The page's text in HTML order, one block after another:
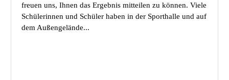
freuen uns, Ihnen das Ergebnis mitteilen zu können. Viele
Schülerinnen und Schüler haben in der Sporthalle und auf
dem Außengelände...